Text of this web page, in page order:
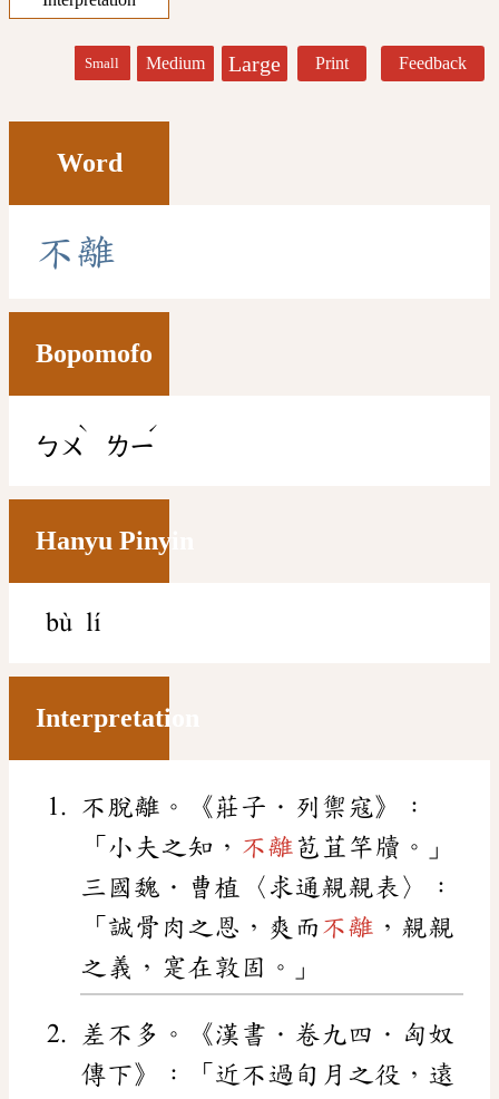
Small Medium Large Print Feedback
Word
不離
Bopomofo
ㄅㄨ
ˋ
ㄌㄧ
ˊ
Hanyu Pinyin
bù lí
Interpretation
不脫離。《莊子．列禦寇》：
「小夫之知， 不離 苞苴竿牘。」
三國魏．曹植〈求通親親表〉：
「誠骨肉之恩，爽而 不離 ，親親
之義，寔在敦固。」
差不多。《漢書．卷九四．匈奴
傳下》：「近不過旬月之役，遠